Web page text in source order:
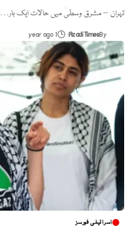
تہران – مشرق وسطیٰ میں حالات ایک بار…
By
Azadi Times
1 year ago
اسرائیلی فورسز